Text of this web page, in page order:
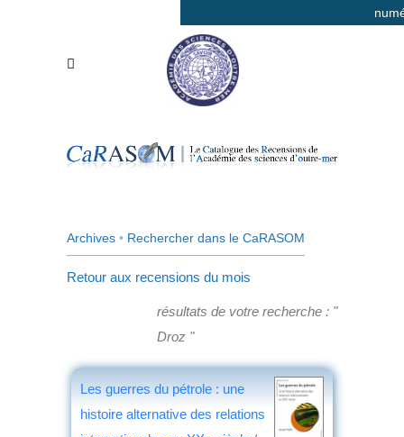
Archives • Rechercher dans le CaRASOM
Retour aux recensions du mois
résultats de votre recherche : "
Droz "
Les guerres du pétrole : une
histoire alternative des relations